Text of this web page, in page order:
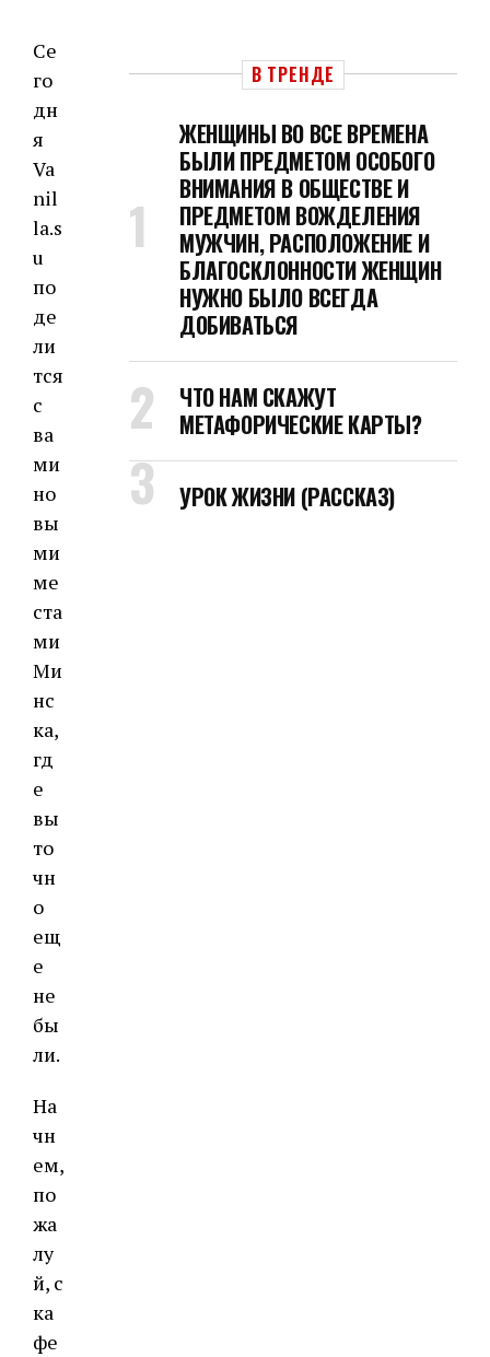
Се
го
дн
я
Va
nil
la.s
u
по
де
ли
тся
с
ва
ми
но
вы
ми
ме
ста
ми
Ми
нс
ка,
гд
е
вы
то
чн
о
ещ
е
не
бы
ли.
На
чн
ем,
по
жа
лу
й, с
ка
фе
В ТРЕНДЕ
ЖЕНЩИНЫ ВО ВСЕ ВРЕМЕНА
БЫЛИ ПРЕДМЕТОМ ОСОБОГО
ВНИМАНИЯ В ОБЩЕСТВЕ И
ПРЕДМЕТОМ ВОЖДЕЛЕНИЯ
МУЖЧИН, РАСПОЛОЖЕНИЕ И
БЛАГОСКЛОННОСТИ ЖЕНЩИН
НУЖНО БЫЛО ВСЕГДА
ДОБИВАТЬСЯ
ЧТО НАМ СКАЖУТ
МЕТАФОРИЧЕСКИЕ КАРТЫ?
УРОК ЖИЗНИ (РАССКАЗ)